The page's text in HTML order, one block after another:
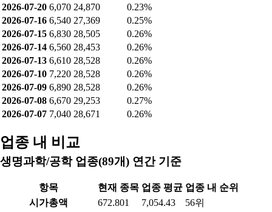
2026-07-20 6,070 24,870
0.23%
2026-07-16 6,540 27,369
0.25%
2026-07-15 6,830 28,505
0.26%
2026-07-14 6,560 28,453
0.26%
2026-07-13 6,610 28,528
0.26%
2026-07-10 7,220 28,528
0.26%
2026-07-09 6,890 28,528
0.26%
2026-07-08 6,670 29,253
0.27%
2026-07-07 7,040 28,671 0.26%
업종 내 비교
생명과학/공학 업종(89개) 연간 기준
항목 현재 종목 업종 평균 업종 내 순위
시가총액
672.801 7,054.43
56위